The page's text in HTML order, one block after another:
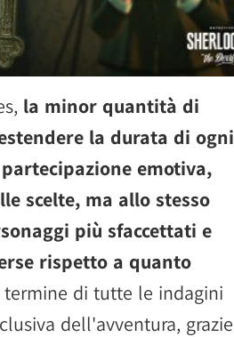
la minor quantità di
la durata di ogni
emotiva,
scelte, ma allo stesso
più sfaccettati e
rispetto a quanto
termine di tutte le indagini
dell'avventura, grazie